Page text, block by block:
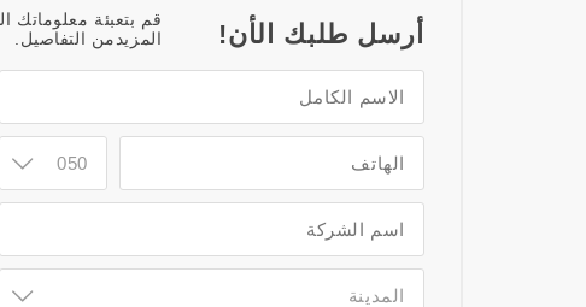
أرسل طلبك الأن!
قم بتعبئة معلوماتك
المزيدمن التفاصيل.
050
المدينة